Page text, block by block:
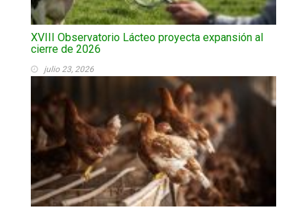
XVIII Observatorio Lácteo proyecta expansión al
cierre de 2026
julio 23, 2026